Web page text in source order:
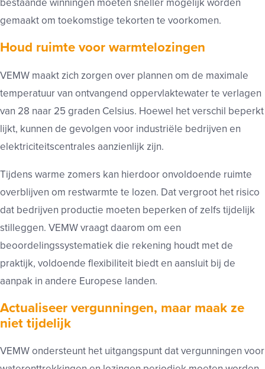
bestaande winningen moeten sneller mogelijk worden
gemaakt om toekomstige tekorten te voorkomen.
Houd ruimte voor warmtelozingen
VEMW maakt zich zorgen over plannen om de maximale
temperatuur van ontvangend oppervlaktewater te verlagen
van 28 naar 25 graden Celsius. Hoewel het verschil beperkt
lijkt, kunnen de gevolgen voor industriële bedrijven en
elektriciteitscentrales aanzienlijk zijn.
Tijdens warme zomers kan hierdoor onvoldoende ruimte
overblijven om restwarmte te lozen. Dat vergroot het risico
dat bedrijven productie moeten beperken of zelfs tijdelijk
stilleggen. VEMW vraagt daarom om een
beoordelingssystematiek die rekening houdt met de
praktijk, voldoende flexibiliteit biedt en aansluit bij de
aanpak in andere Europese landen.
Actualiseer vergunningen, maar maak ze
niet tijdelijk
VEMW ondersteunt het uitgangspunt dat vergunningen voor